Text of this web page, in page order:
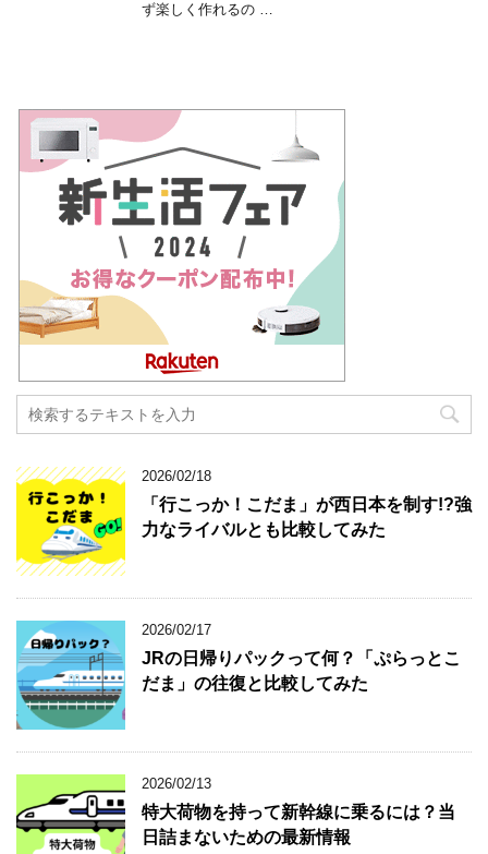
ず楽しく作れるの …
2026/02/18
「行こっか！こだま」が西日本を制す!?強
力なライバルとも比較してみた
2026/02/17
JRの日帰りパックって何？「ぷらっとこ
だま」の往復と比較してみた
2026/02/13
特大荷物を持って新幹線に乗るには？当
日詰まないための最新情報